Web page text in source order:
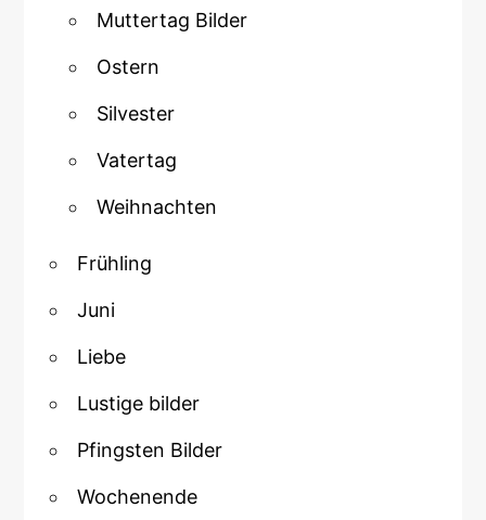
Muttertag Bilder
Ostern
Silvester
Vatertag
Weihnachten
Frühling
Juni
Liebe
Lustige bilder
Pfingsten Bilder
Wochenende